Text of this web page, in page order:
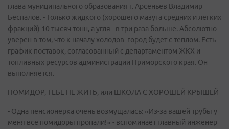
глава муниципального образования г. Арсеньев Владимир
Беспалов. - Только жидкого (хорошего мазута средних и легких
фракций) 10 тысяч тонн, а угля - в три раза больше. Абсолютно
уверен в том, что к началу холодов город будет с теплом. Есть
график поставок, согласованный с департаментом ЖКХ и
топливных ресурсов администрации Приморского края. Он
выполняется.
ПОМИДОР, ТЕБЕ НЕ ЖИТЬ, или ШКОЛА С ХОРОШЕЙ КРЫШЕЙ
- Одна пенсионерка очень возмущалась: «Из-за вашей трубы у
меня все помидоры пропали!» - вспоминает главный инженер